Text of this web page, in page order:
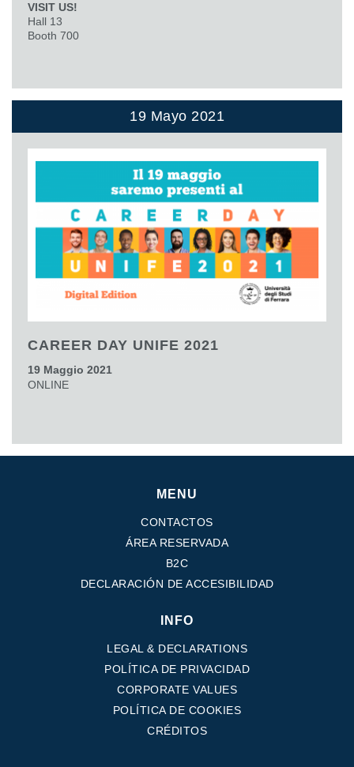
VISIT US!
Hall 13
Booth 700
19 Mayo 2021
CAREER DAY UNIFE 2021
19 Maggio 2021
ONLINE
MENU
CONTACTOS
ÁREA RESERVADA
B2C
DECLARACIÓN DE ACCESIBILIDAD
INFO
LEGAL & DECLARATIONS
POLÍTICA DE PRIVACIDAD
CORPORATE VALUES
POLÍTICA DE COOKIES
CRÉDITOS